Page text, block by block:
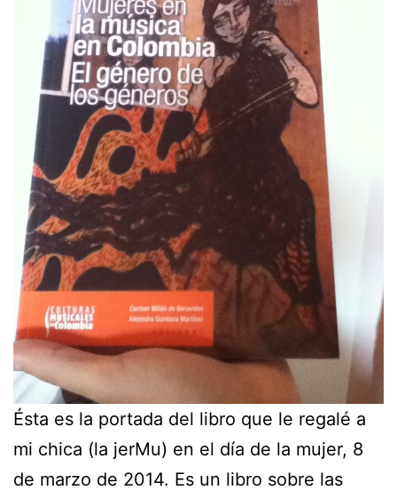
Ésta es la portada del libro que le regalé a
mi chica (la jerMu) en el día de la mujer, 8
de marzo de 2014. Es un libro sobre las